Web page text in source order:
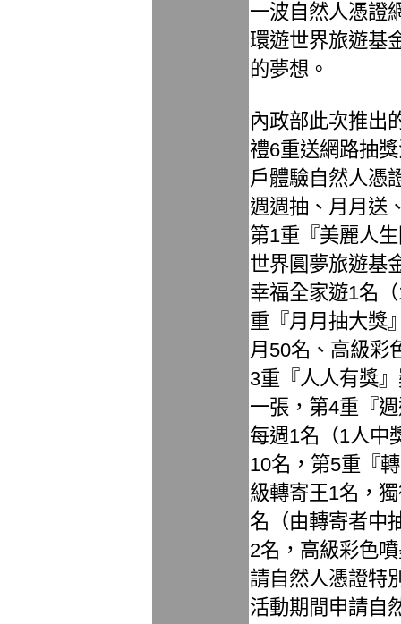
一波自然人憑證
環遊世界旅遊基
的夢想。
內政部此次推出
禮6重送網路抽
戶體驗自然人憑
週週抽、月月送
第1重『美麗人
世界圓夢旅遊基
幸福全家遊1名
重『月月抽大獎
月50名、高級彩
3重『人人有獎
一張，第4重『
每週1名（1人中
10名，第5重『
級轉寄王1名，
名（由轉寄者中
2名，高級彩色
請自然人憑證特
活動期間申請自